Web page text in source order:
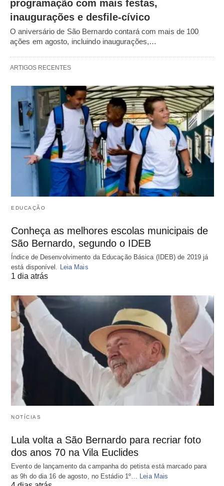
programação com mais festas,
inaugurações e desfile-cívico
O aniversário de São Bernardo contará com mais de 100
ações em agosto, incluindo inaugurações,…
ARTIGOS RECENTES
EDUCAÇÃO
Conheça as melhores escolas municipais de
São Bernardo, segundo o IDEB
Índice de Desenvolvimento da Educação Básica (IDEB) de 2019 já
está disponível.
Leia Mais
1 dia atrás
NOTÍCIAS
Lula volta a São Bernardo para recriar foto
dos anos 70 na Vila Euclides
Evento de lançamento da campanha do petista está marcado para
as 9h do dia 16 de agosto, no Estádio 1º… Leia Mais